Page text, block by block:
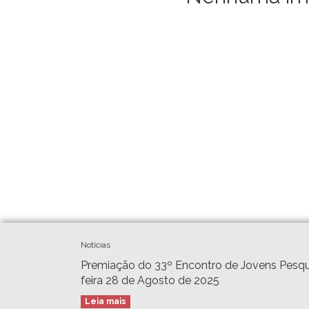
Notícias
Premiação do 33º Encontro de Jovens
feira 28 de Agosto de 2025
Leia mais